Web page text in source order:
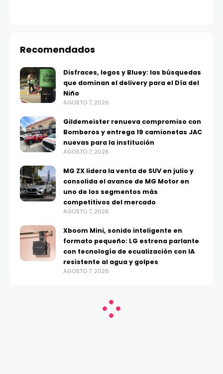
Recomendados
Disfraces, legos y Bluey: las búsquedas
que dominan el delivery para el Día del
Niño
AGOSTO 7, 2026
Gildemeister renueva compromiso con
Bomberos y entrega 19 camionetas JAC
nuevas para la institución
AGOSTO 7, 2026
MG ZX lidera la venta de SUV en julio y
consolida el avance de MG Motor en
uno de los segmentos más
competitivos del mercado
AGOSTO 7, 2026
Xboom Mini, sonido inteligente en
formato pequeño: LG estrena parlante
con tecnología de ecualización con IA
resistente al agua y golpes
AGOSTO 7, 2026